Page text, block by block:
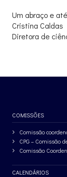
Um abraço e
Cristina Caldas
Diretora de
COMISSÕES
Comissão
CPG – Comissão
Comissão
CALENDÁRIOS